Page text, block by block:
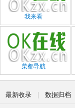
我来看
柴都导航
最新收录 数据归档